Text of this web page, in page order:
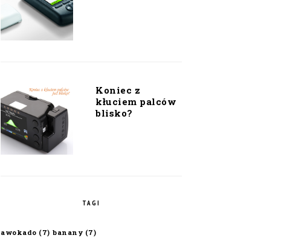
Koniec z
kłuciem palców
blisko?
TAGI
awokado (7) banany (7)